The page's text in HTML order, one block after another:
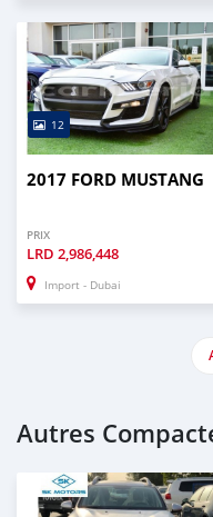
12
2017 FORD MUSTANG
PRIX
LRD 2,986,448
Import - Dubai
Autres